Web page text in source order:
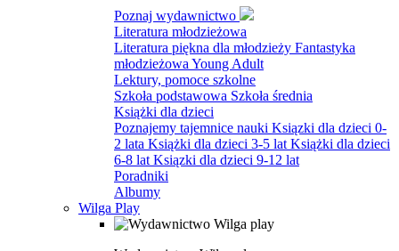
Poznaj wydawnictwo
Literatura młodzieżowa
Literatura piękna dla młodzieży Fantastyka
młodzieżowa Young Adult
Lektury, pomoce szkolne
Szkoła podstawowa Szkoła średnia
Książki dla dzieci
Poznajemy tajemnice nauki Ksiązki dla dzieci 0-
2 lata Książki dla dzieci 3-5 lat Książki dla dzieci
6-8 lat Ksiązki dla dzieci 9-12 lat
Poradniki
Albumy
Wilga Play